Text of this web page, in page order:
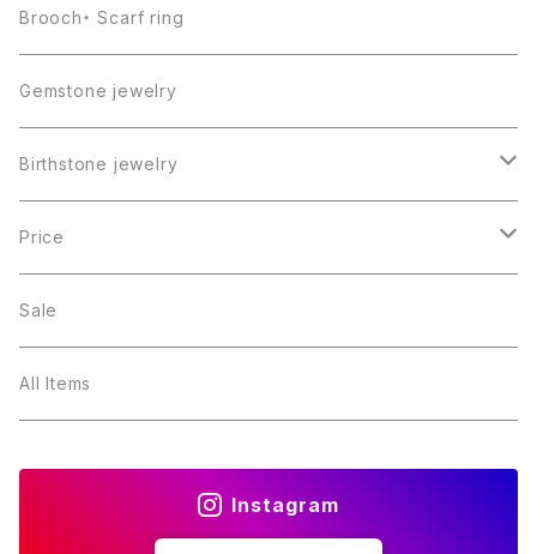
Brooch・ Scarf ring
Gemstone jewelry
Birthstone jewelry
１月・ガーネット
２月・アメジスト
３月・アクアマリン
Price
～5000円
～10000円
Sale
All Items
Instagram